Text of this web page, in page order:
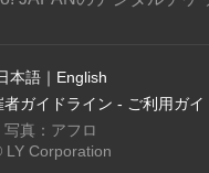
本語 ｜ English
者ガイドライン - ご利用ガイ
写真：アフロ
LY Corporation